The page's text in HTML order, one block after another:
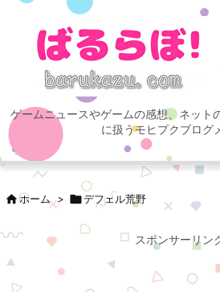
ゲームニュースやゲームの感想、ネット
に扱うモヒプクブログ
ホーム > デフェル荒野
スポンサーリン